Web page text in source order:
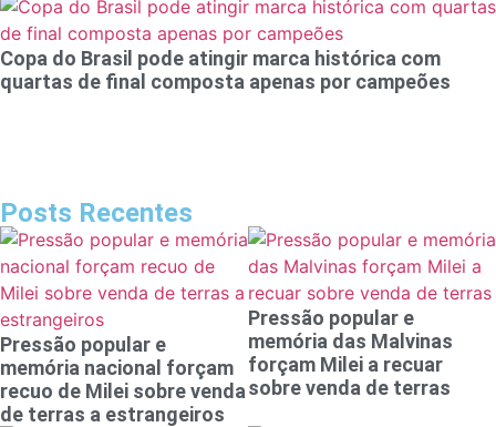
Copa do Brasil pode atingir marca histórica com
quartas de final composta apenas por campeões
Posts Recentes
Pressão popular e
memória nacional forçam
recuo de Milei sobre venda
de terras a estrangeiros
Pressão popular e
memória das Malvinas
forçam Milei a recuar
sobre venda de terras